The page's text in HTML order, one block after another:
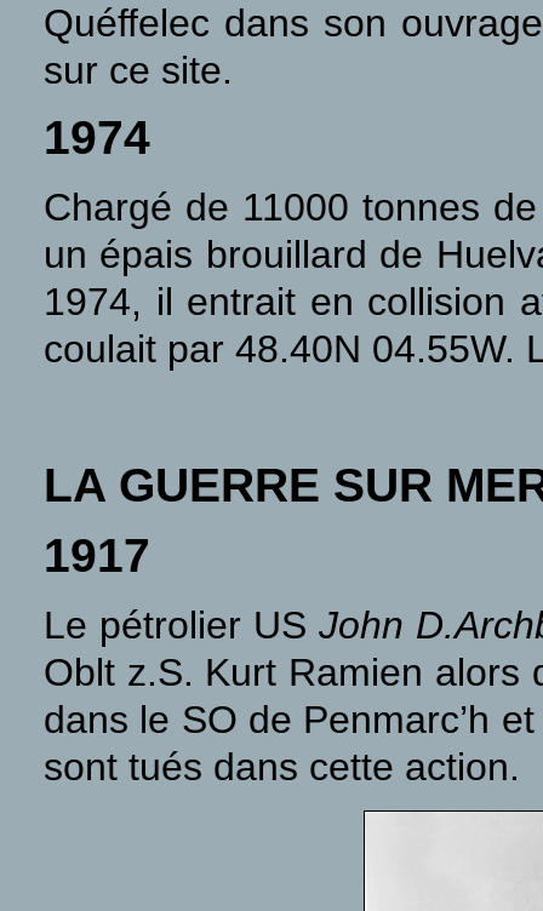
Quéffelec dans son
sur ce site.
1974
Chargé de 11000 tonnes
un épais brouillard de
1974, il entrait en collision
coulait par 48.40N 04.55W.
LA GUERRE SUR
1917
Le pétrolier US John
Oblt z.S. Kurt Ramien alors
dans le SO de Penmarc’h
sont tués dans cette action.